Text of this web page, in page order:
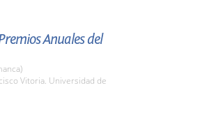
Anuales del
Vitoria. Universidad de